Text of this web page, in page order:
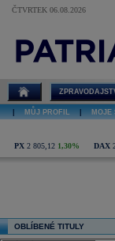
ČTVRTEK 06.08.2026
MŮJ PROFIL
PX 2 805,12 1,30% DAX
OBLÍBENÉ TITULY